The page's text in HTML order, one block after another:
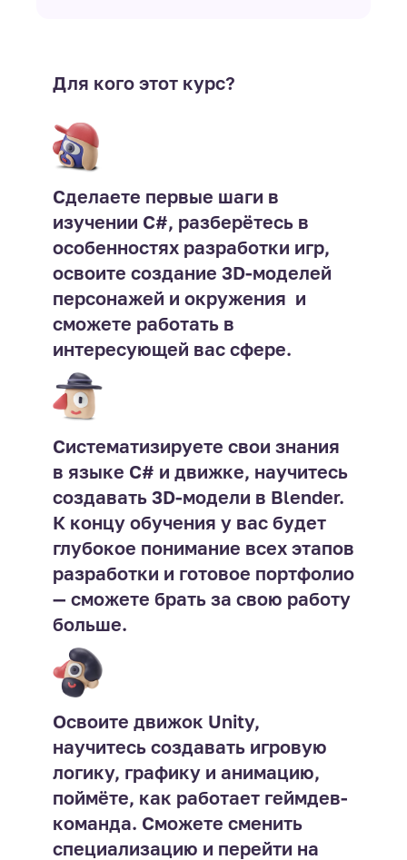
Для кого этот курс?
Сделаете первые шаги в
изучении С#, разберётесь в
особенностях разработки игр,
освоите создание 3D-моделей
персонажей и окружения  и
сможете работать в
интересующей вас сфере.
Систематизируете свои знания
в языке С# и движке, научитесь
создавать 3D-модели в Blender.
К концу обучения у вас будет
глубокое понимание всех этапов
разработки и готовое портфолио
— сможете брать за свою работу
больше.
Освоите движок Unity,
научитесь создавать игровую
логику, графику и анимацию,
поймёте, как работает геймдев-
команда. Сможете сменить
специализацию и перейти на